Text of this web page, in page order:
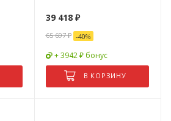
39 418₽
65 697₽ -40%
+ 3942 ₽ бонус
В КОРЗИНУ